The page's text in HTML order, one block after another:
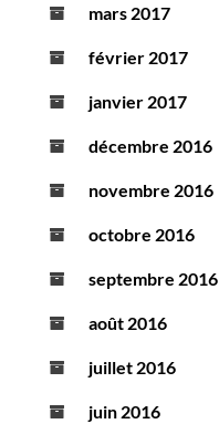
mars 2017
février 2017
janvier 2017
décembre 2016
novembre 2016
octobre 2016
septembre 2016
août 2016
juillet 2016
juin 2016